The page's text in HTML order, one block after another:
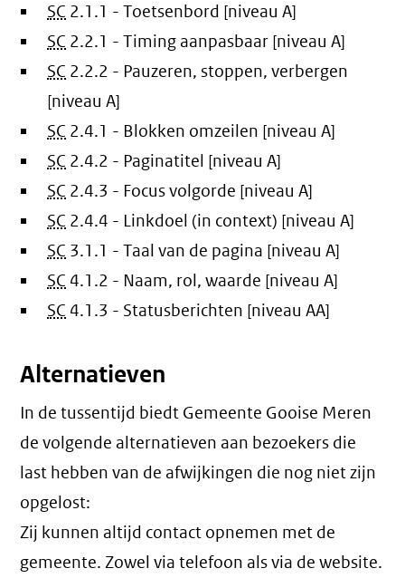
SC 2.1.1 - Toetsenbord [niveau A]
SC 2.2.1 - Timing aanpasbaar [niveau A]
SC 2.2.2 - Pauzeren, stoppen, verbergen
[niveau A]
SC 2.4.1 - Blokken omzeilen [niveau A]
SC 2.4.2 - Paginatitel [niveau A]
SC 2.4.3 - Focus volgorde [niveau A]
SC 2.4.4 - Linkdoel (in context) [niveau A]
SC 3.1.1 - Taal van de pagina [niveau A]
SC 4.1.2 - Naam, rol, waarde [niveau A]
SC 4.1.3 - Statusberichten [niveau AA]
Alternatieven
In de tussentijd biedt Gemeente Gooise Meren
de volgende alternatieven aan bezoekers die
last hebben van de afwijkingen die nog niet zijn
opgelost:
Zij kunnen altijd contact opnemen met de
gemeente. Zowel via telefoon als via de website.